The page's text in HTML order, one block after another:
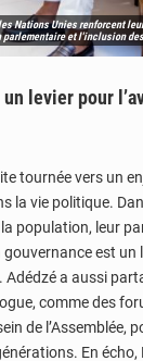
Nations Unies renforcent
et l'inclusion des
levier pour
tournée vers un
la vie politique.
la population, leur
est
a aussi
comme des
de l’Assemblée,
En écho,